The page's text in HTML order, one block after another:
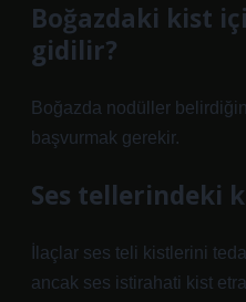
Boğazdaki kist
gidilir?
Boğazda nodüller
başvurmak gerekir.
Ses tellerindeki
İlaçlar ses teli kistlerini
ancak ses istirahati kist